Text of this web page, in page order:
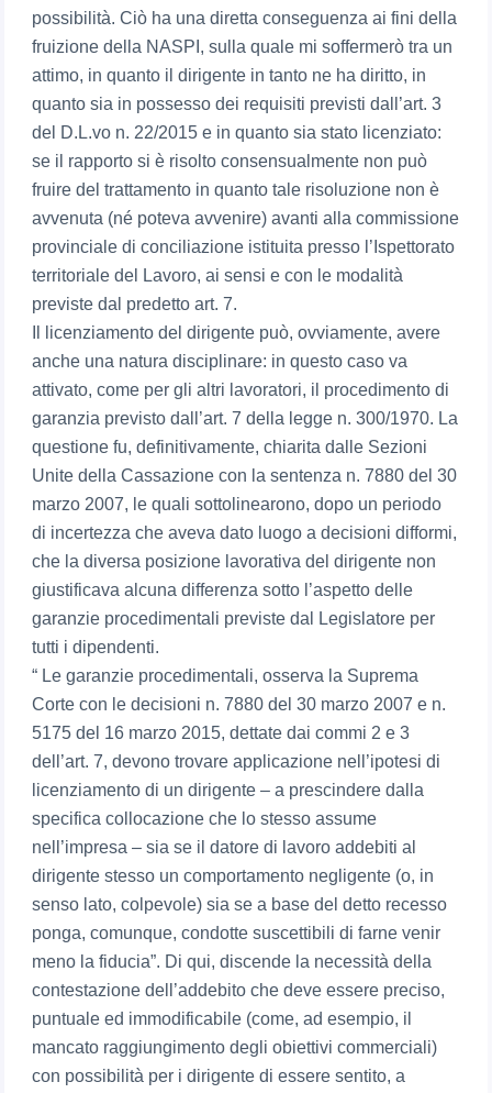
possibilità. Ciò ha una diretta conseguenza ai fini della
fruizione della NASPI, sulla quale mi soffermerò tra un
attimo, in quanto il dirigente in tanto ne ha diritto, in
quanto sia in possesso dei requisiti previsti dall’art. 3
del D.L.vo n. 22/2015 e in quanto sia stato licenziato:
se il rapporto si è risolto consensualmente non può
fruire del trattamento in quanto tale risoluzione non è
avvenuta (né poteva avvenire) avanti alla commissione
provinciale di conciliazione istituita presso l’Ispettorato
territoriale del Lavoro, ai sensi e con le modalità
previste dal predetto art. 7.
Il licenziamento del dirigente può, ovviamente, avere
anche una natura disciplinare: in questo caso va
attivato, come per gli altri lavoratori, il procedimento di
garanzia previsto dall’art. 7 della legge n. 300/1970. La
questione fu, definitivamente, chiarita dalle Sezioni
Unite della Cassazione con la sentenza n. 7880 del 30
marzo 2007, le quali sottolinearono, dopo un periodo
di incertezza che aveva dato luogo a decisioni difformi,
che la diversa posizione lavorativa del dirigente non
giustificava alcuna differenza sotto l’aspetto delle
garanzie procedimentali previste dal Legislatore per
tutti i dipendenti.
“ Le garanzie procedimentali, osserva la Suprema
Corte con le decisioni n. 7880 del 30 marzo 2007 e n.
5175 del 16 marzo 2015, dettate dai commi 2 e 3
dell’art. 7, devono trovare applicazione nell’ipotesi di
licenziamento di un dirigente – a prescindere dalla
specifica collocazione che lo stesso assume
nell’impresa – sia se il datore di lavoro addebiti al
dirigente stesso un comportamento negligente (o, in
senso lato, colpevole) sia se a base del detto recesso
ponga, comunque, condotte suscettibili di farne venir
meno la fiducia”. Di qui, discende la necessità della
contestazione dell’addebito che deve essere preciso,
puntuale ed immodificabile (come, ad esempio, il
mancato raggiungimento degli obiettivi commerciali)
con possibilità per i dirigente di essere sentito, a